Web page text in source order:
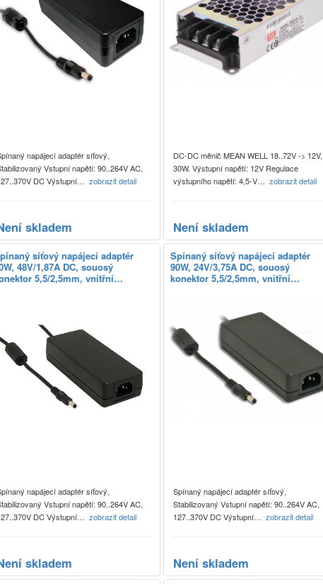
napájecí adaptér síťový,
Vstupní napětí: 90..264V AC,
DC Výstupní… zobrazit detail
skladem
DC-DC měnič MEAN WELL 18..72V -> 12V,
30W. Výstupní napětí: 12V Regulace
výstupního napětí: 4,5-V… zobrazit detail
Není skladem
síťový napájecí adaptér
48V/1,87A DC, souosý
5,5/2,5mm, vnitřní…
napájecí adaptér síťový,
Vstupní napětí: 90..264V AC,
DC Výstupní… zobrazit detail
skladem
Spínaný síťový napájecí adaptér
90W, 24V/3,75A DC, souosý
konektor 5,5/2,5mm, vnitřní…
Spínaný napájecí adaptér síťový,
Stabilizovaný Vstupní napětí: 90..264V AC,
127..370V DC Výstupní… zobrazit detail
Není skladem